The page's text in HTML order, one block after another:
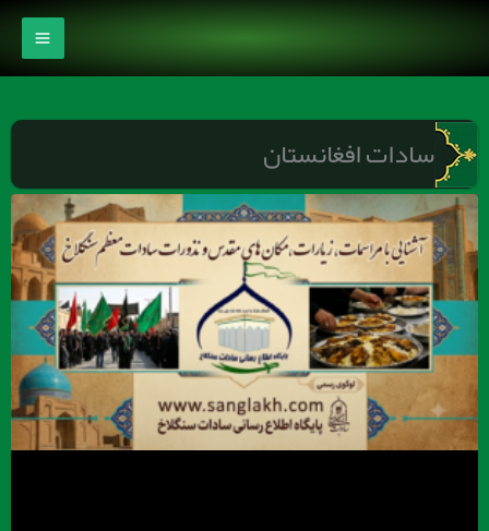
محتوا
سادات افغانستان
برگهبرگهبرگهبرگهبرگه